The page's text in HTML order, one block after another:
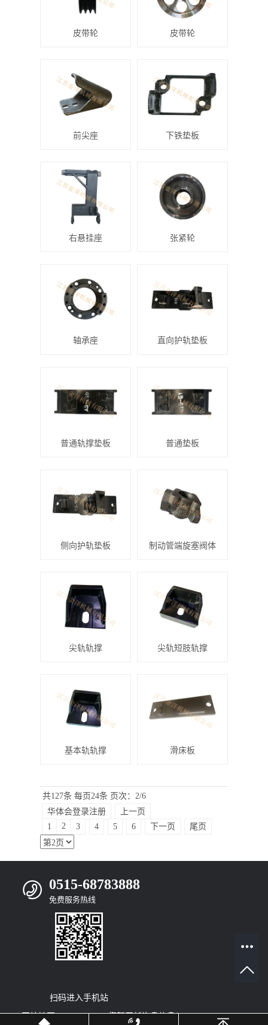
皮带轮 皮带轮
前尖座 下铁垫板
右悬挂座 张紧轮
轴承座 直向护轨垫板
普通轨撑垫板 普通垫板
侧向护轨垫板 制动管端旋塞阀体
尖轨轨撑 尖轨短肢轨撑
基本轨轨撑 滑床板
共127条 每页24条 页次：2/6
华体会登录注册
上一页
1
2 3 4 5 6 下一页 尾页
0515-68783888
免费服务热线
扫码进入手机站
网站地图|RSS|XML|您暂无新询盘信息！© 2022